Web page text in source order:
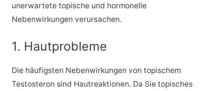
unerwartete topische und hormonelle
Nebenwirkungen verursachen.
1. Hautprobleme
Die häufigsten Nebenwirkungen von topischem
Testosteron sind Hautreaktionen. Da Sie topisches